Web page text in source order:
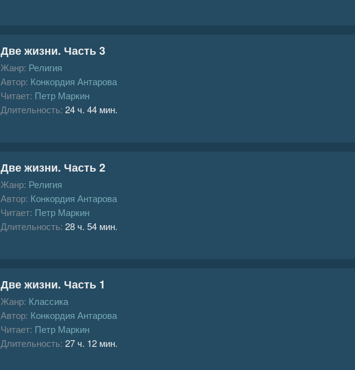
Две жизни. Часть 3
Жанр: Религия
Автор: Конкордия Антарова
Читает: Петр Маркин
Длительность: 24 ч. 44 мин.
Две жизни. Часть 2
Жанр: Религия
Автор: Конкордия Антарова
Читает: Петр Маркин
Длительность: 28 ч. 54 мин.
Две жизни. Часть 1
Жанр: Классика
Автор: Конкордия Антарова
Читает: Петр Маркин
Длительность: 27 ч. 12 мин.